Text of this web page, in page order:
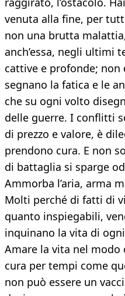
venuta alla fine, per
non una brutta
anch’essa, negli ultimi
cattive e profonde; non
segnano la fatica e le
che su ogni volto
delle guerre. I conflitti
di prezzo e valore, è
prendono cura. E non
di battaglia si sparge
Ammorba l’aria, arma
Molti perché di fatti di
quanto inspiegabili,
inquinano la vita di
Amare la vita nel modo
cura per tempi come
non può essere un